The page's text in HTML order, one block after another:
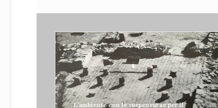
L’ambiente con le suspensurae per il